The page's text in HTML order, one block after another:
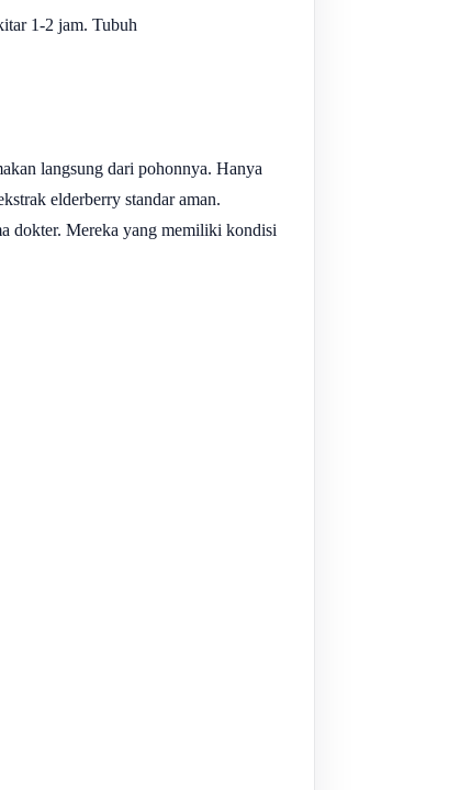
1-2 jam. Tubuh
langsung dari pohonnya. Hanya
elderberry standar aman.
dokter. Mereka yang memiliki kondisi